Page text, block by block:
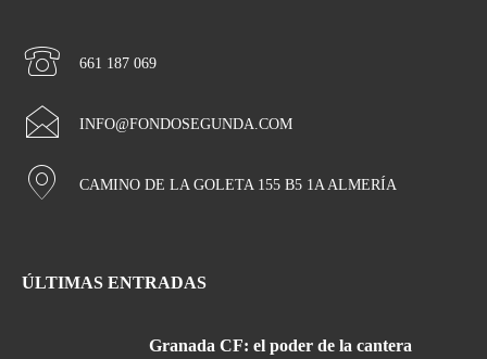
661 187 069
INFO@FONDOSEGUNDA.COM
CAMINO DE LA GOLETA 155 B5 1A ALMERÍA
ÚLTIMAS ENTRADAS
Granada CF: el poder de la cantera